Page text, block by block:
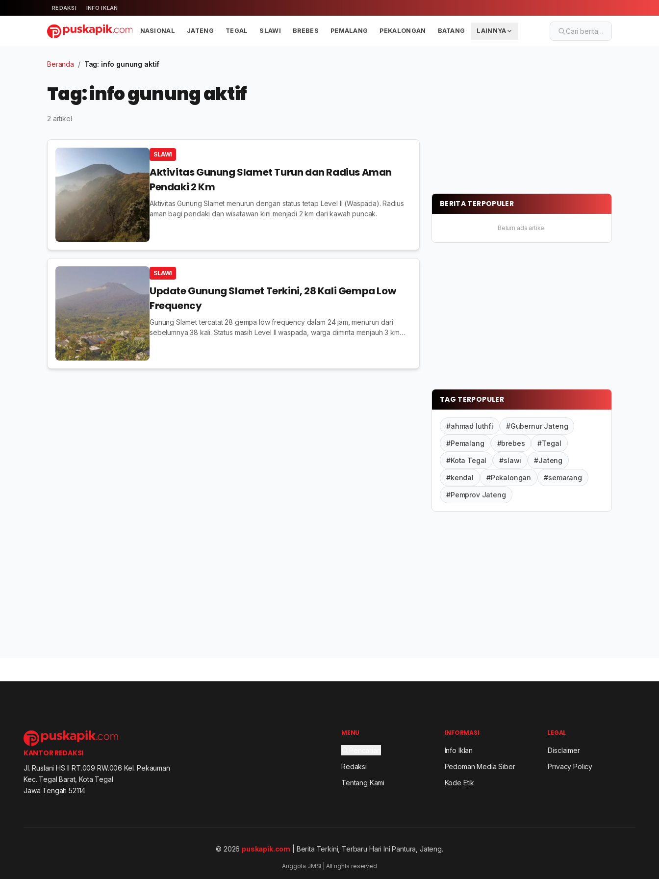
REDAKSI INFO IKLAN
NASIONAL JATENG TEGAL SLAWI BREBES PEMALANG PEKALONGAN BATANG LAINNYA Cari berita…
Beranda / Tag: info gunung aktif
Tag: info gunung aktif
2 artikel
SLAWI
Aktivitas Gunung Slamet Turun dan Radius Aman
Pendaki 2 Km
Aktivitas Gunung Slamet menurun dengan status tetap Level II (Waspada). Radius
aman bagi pendaki dan wisatawan kini menjadi 2 km dari kawah puncak.
SLAWI
Update Gunung Slamet Terkini, 28 Kali Gempa Low
Frequency
Gunung Slamet tercatat 28 gempa low frequency dalam 24 jam, menurun dari
sebelumnya 38 kali. Status masih Level II waspada, warga diminta menjauh 3 km
BERITA TERPOPULER
Belum ada artikel
TAG TERPOPULER
#ahmad luthfi #Gubernur Jateng
#Pemalang #brebes #Tegal
#Kota Tegal #slawi #Jateng
#kendal #Pekalongan #semarang
#Pemprov Jateng
KANTOR REDAKSI
Jl. Ruslani HS II RT.009 RW.006 Kel. Pekauman
Kec. Tegal Barat, Kota Tegal
Jawa Tengah 52114
MENU
Redaksi
Tentang Kami
INFORMASI
Info Iklan
Pedoman Media Siber
Kode Etik
LEGAL
Disclaimer
Privacy Policy
© 2026 puskapik.com | Berita Terkini, Terbaru Hari Ini Pantura, Jateng.
Anggota JMSI | All rights reserved